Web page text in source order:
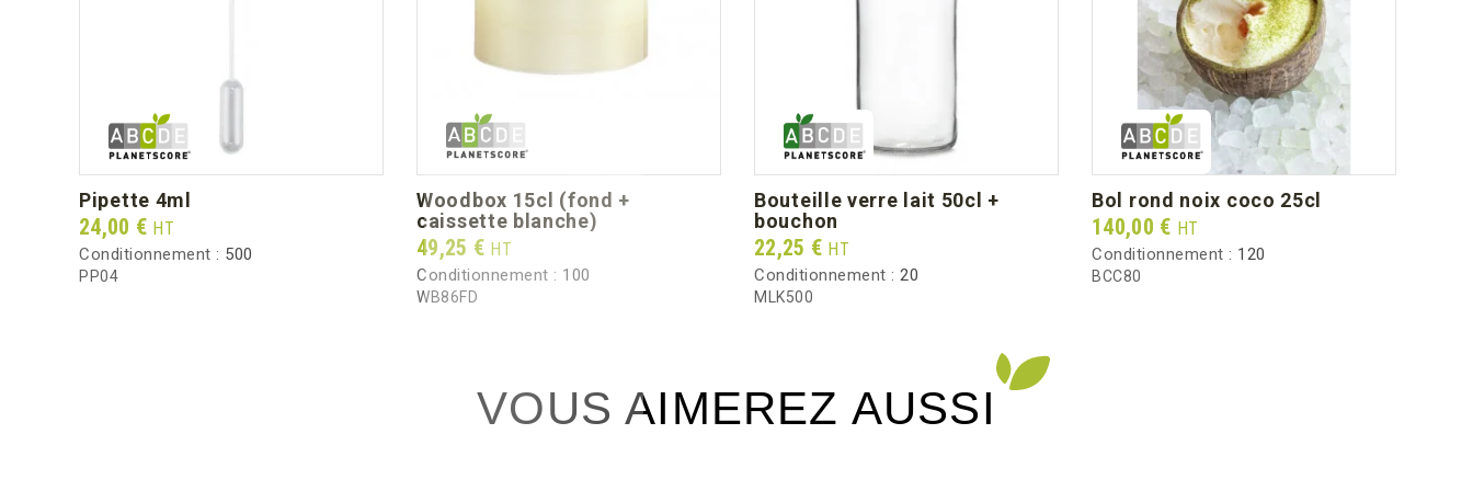
pipette 4ml
Prix
24,00 € HT
Conditionnement : 500
PP04
woodbox 15cl (fond +
caissette blanche)
Prix
49,25 € HT
Conditionnement : 100
WB86FD
bouteille verre lait 50cl +
bouchon
Prix
22,25 € HT
Conditionnement : 20
MLK500
bol rond noix coco 25cl
Prix
140,00 € HT
Conditionnement : 120
BCC80
VOUS AIMEREZ AUSSI